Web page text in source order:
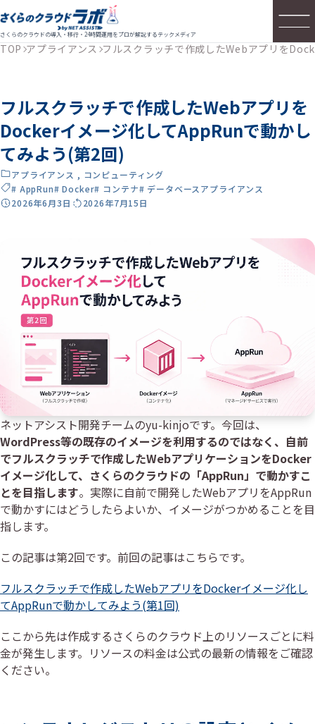
さくらのクラウドの導入・移行・24時間運用をプロが解説するテックメディア
TOP アプライアンス フルスクラッチで作成したWebアプリを
フルスクラッチで作成したWebアプリを
Dockerイメージ化してAppRunで動かし
てみよう(第2回)
アプライアンス , コンピューティング
# AppRun# Docker# コンテナ# データベースアプライアンス
2026年6月3日
2026年7月15日
ネットアシスト開発チームのyu-kinjoです。今回は、
WordPress等の既存のイメージを利用するのではなく、自前
でフルスクラッチで作成したWebアプリケーションをDocker
イメージ化して、さくらのクラウドの「AppRun」で動かすこ
とを目指します。実際に自前で開発したWebアプリをAppRun
で動かすにはどうしたらよいか、イメージがつかめることを目
指します。
この記事は第2回です。前回の記事はこちらです。
フルスクラッチで作成したWebアプリをDockerイメージ化し
てAppRunで動かしてみよう(第1回)
ここから先は作成するさくらのクラウド上のリソースごとに料
金が発生します。リソースの料金は公式の最新の情報をご確認
ください。